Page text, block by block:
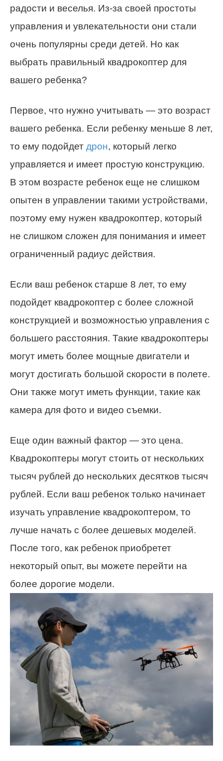
радости и веселья. Из-за своей простоты
управления и увлекательности они стали
очень популярны среди детей. Но как
выбрать правильный квадрокоптер для
вашего ребенка?
Первое, что нужно учитывать — это возраст
вашего ребенка. Если ребенку меньше 8 лет,
то ему подойдет дрон, который легко
управляется и имеет простую конструкцию.
В этом возрасте ребенок еще не слишком
опытен в управлении такими устройствами,
поэтому ему нужен квадрокоптер, который
не слишком сложен для понимания и имеет
ограниченный радиус действия.
Если ваш ребенок старше 8 лет, то ему
подойдет квадрокоптер с более сложной
конструкцией и возможностью управления с
большего расстояния. Такие квадрокоптеры
могут иметь более мощные двигатели и
могут достигать большой скорости в полете.
Они также могут иметь функции, такие как
камера для фото и видео съемки.
Еще один важный фактор — это цена.
Квадрокоптеры могут стоить от нескольких
тысяч рублей до нескольких десятков тысяч
рублей. Если ваш ребенок только начинает
изучать управление квадрокоптером, то
лучше начать с более дешевых моделей.
После того, как ребенок приобретет
некоторый опыт, вы можете перейти на
более дорогие модели.